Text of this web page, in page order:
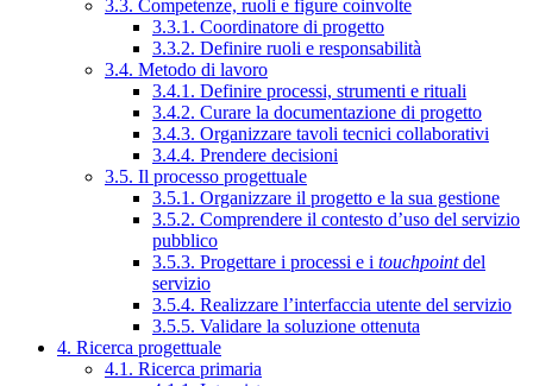
3.3. Competenze, ruoli e figure coinvolte
3.3.1. Coordinatore di progetto
3.3.2. Definire ruoli e responsabilità
3.4. Metodo di lavoro
3.4.1. Definire processi, strumenti e rituali
3.4.2. Curare la documentazione di progetto
3.4.3. Organizzare tavoli tecnici collaborativi
3.4.4. Prendere decisioni
3.5. Il processo progettuale
3.5.1. Organizzare il progetto e la sua gestione
3.5.2. Comprendere il contesto d’uso del servizio
pubblico
3.5.3. Progettare i processi e i touchpointdel
servizio
3.5.4. Realizzare l’interfaccia utente del servizio
3.5.5. Validare la soluzione ottenuta
4. Ricerca progettuale
4.1. Ricerca primaria